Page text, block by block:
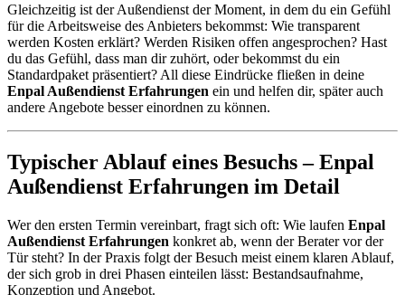
Gleichzeitig ist der Außendienst der Moment, in dem du ein Gefühl
für die Arbeitsweise des Anbieters bekommst: Wie transparent
werden Kosten erklärt? Werden Risiken offen angesprochen? Hast
du das Gefühl, dass man dir zuhört, oder bekommst du ein
Standardpaket präsentiert? All diese Eindrücke fließen in deine
Enpal Außendienst Erfahrungen ein und helfen dir, später auch
andere Angebote besser einordnen zu können.
Typischer Ablauf eines Besuchs – Enpal
Außendienst Erfahrungen im Detail
Wer den ersten Termin vereinbart, fragt sich oft: Wie laufen Enpal
Außendienst Erfahrungen konkret ab, wenn der Berater vor der
Tür steht? In der Praxis folgt der Besuch meist einem klaren Ablauf,
der sich grob in drei Phasen einteilen lässt: Bestandsaufnahme,
Konzeption und Angebot.